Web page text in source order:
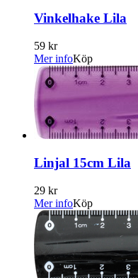
Vinkelhake Lila
59 kr
Mer infoKöp
Linjal 15cm Lila
29 kr
Mer infoKöp